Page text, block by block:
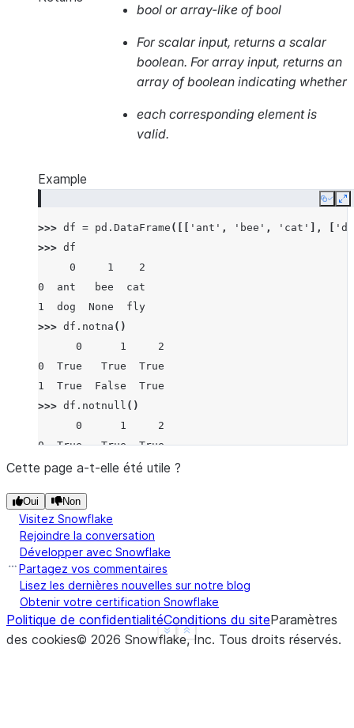
bool or array-like of bool
For scalar input, returns a scalar
boolean. For array input, returns an
array of boolean indicating whether
each corresponding element is
valid.
Example
Copy
>>> df = pd . DataFrame ([[ 'ant' , 'bee' , 'cat' ],
>>> df
     0     1    2
0  ant   bee  cat
1  dog  None  fly
>>> df . notna ()
      0      1     2
0  True   True  True
1  True  False  True
>>> df . notnull ()
      0      1     2
0  True   True  True
1  True  False  True
Show less
See more
Cette page a-t-elle été utile ?
Oui Non
Visitez Snowflake
Rejoindre la conversation
Développer avec Snowflake
Partagez vos commentaires
Lisez les dernières nouvelles sur notre blog
Obtenir votre certification Snowflake
Politique de confidentialitéConditions du siteParamètres
des cookies© 2026 Snowflake, Inc. Tous droits réservés.